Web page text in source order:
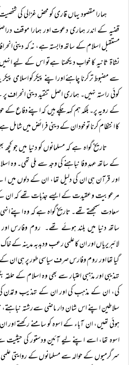
ہمارا مقصود یہاں قاری کو محض غزالی کی
قضیہ کے اندر ہماری دعوت اور ہمارا موقف
مستقبل اسلام کے ساتھ وابستہ ہے، نہ کہ دینی
نشاۃ ثانیہ کا خواب دیکھنا ہےتو اس کے لیے
سے مضبوط تر کرنا چاہئے اور اپنے پیکر کو اسلامی
کوئی راستہ نہیں۔ ہماری اصل تنقید دینی انحراف
کے رویہ پر۔ بلکہ ہم کہہ چکے ہیں کہ اپنے دفاع کے
کا انتظام کرنا تو خود ان کے دینی فرائض میں شامل
تاریخ گواہ ہے کہ مسلمانوں کو دنیا میں جو
کے ساتھ عہدِ وفا نباہنے کی وجہ سے ملی تھی۔ وہ
اور قرآن ہی ان کی دلیل تھا، ان کے دلوں میں
مرعوبیت وعقیدت کے ایسے جذبات تھے کہ ان کے
سعادت سمجھتے تھے۔ تاریخ گواہ ہے کہ وہ اپنے
ساتھ دنیا میں بلند ہوئے تھے۔ روم وفارس
لائبریریاں اور ان کا علمی رعب ودبدبہ مدینہ
گیا تھا اور روم وفارس صرف سیاسی طور پر ہی ان کے
تہذیبی اور مذہبی اعتبار سے بھی وہ اسلام کے
کی، ان کے مذہب کی اور ان کے تہذیب وتمدن
سلاطین اپنے اس شان دار ماضی سےرشتہ
ہوئی تھیں، ان آباء کے اسوہ کو سامنے رکھتے اور
اسوہ تھا، اسے اپنے لیے آئین ودستور کی حیثیت
سرگرمیوں کے حوالہ سے مسلمانوں کے روایتی